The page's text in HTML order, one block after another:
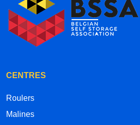
CENTRES
Roulers
Malines